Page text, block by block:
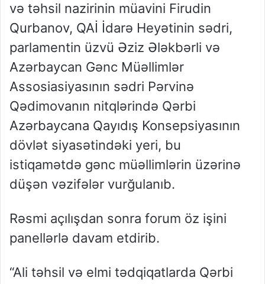
və təhsil nazirinin müavini Firudin
Qurbanov, QAİ İdarə Heyətinin sədri,
parlamentin üzvü Əziz Ələkbərli və
Azərbaycan Gənc Müəllimlər
Assosiasiyasının sədri Pərvinə
Qədimovanın nitqlərində Qərbi
Azərbaycana Qayıdış Konsepsiyasının
dövlət siyasətindəki yeri, bu
istiqamətdə gənc müəllimlərin üzərinə
düşən vəzifələr vurğulanıb.
Rəsmi açılışdan sonra forum öz işini
panellərlə davam etdirib.
“Ali təhsil və elmi tədqiqatlarda Qərbi